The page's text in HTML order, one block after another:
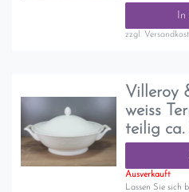
In
zzgl.
Villeroy
weiss
teilig ca.
Ausverkauft
Lassen Sie sich